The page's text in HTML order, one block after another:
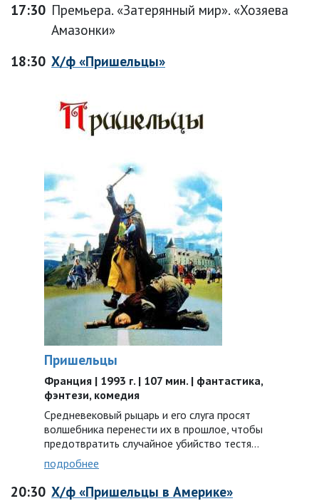
17:30 Премьера. «Затерянный мир». «Хозяева
Амазонки»
18:30 Х/ф «Пришельцы»
Пришельцы
Франция | 1993 г. | 107 мин. | фантастика,
фэнтези, комедия
Средневековый рыцарь и его слуга просят
волшебника перенести их в прошлое, чтобы
предотвратить случайное убийство тестя…
подробнее
20:30 Х/ф «Пришельцы в Америке»